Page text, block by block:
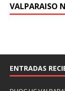
VALPARAISO
ENTRADAS